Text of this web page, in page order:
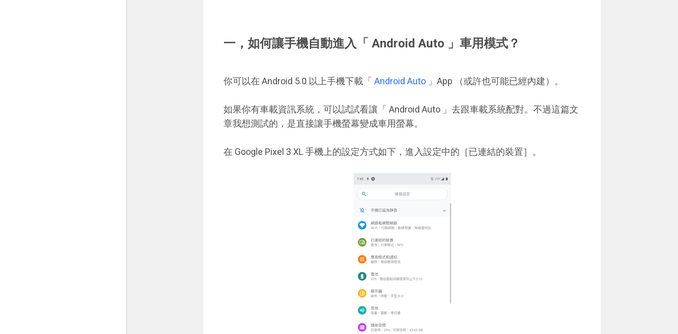
一，如何讓手機自動進入「 Android Auto 」車用模式？
你可以在 Android 5.0 以上手機下載「 Android Auto 」App （或許也可能已經內建）。
如果你有車載資訊系統，可以試試看讓「 Android Auto 」去跟車載系統配對。不過這篇文
章我想測試的，是直接讓手機螢幕變成車用螢幕。
在 Google Pixel 3 XL 手機上的設定方式如下，進入設定中的［已連結的裝置］。